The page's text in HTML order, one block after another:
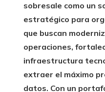
sobresale como un
estratégico para
que buscan
operaciones,
infraestructura
extraer el máximo
datos. Con un